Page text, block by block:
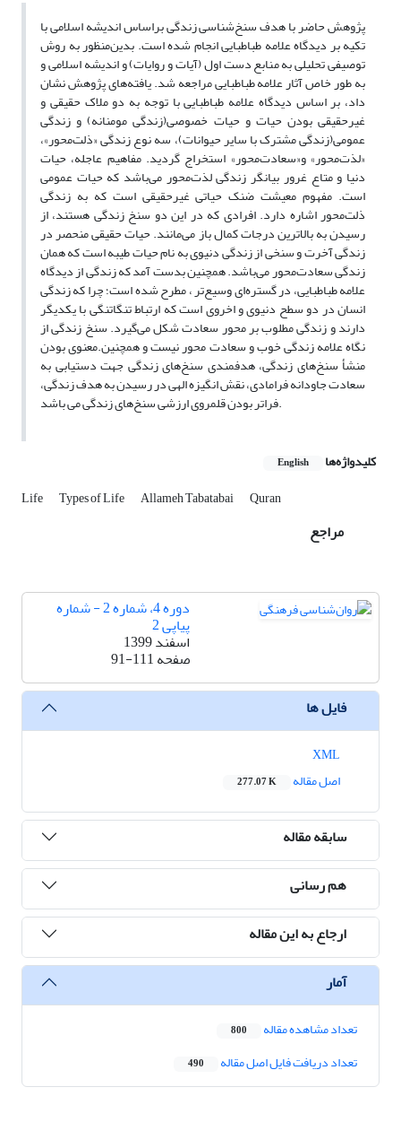
پژوهش حاضر با هدف سنخ‌شناسی زندگی براساس اندیشه اسلامی با
تکیه بر دیدگاه علامه طباطبایی انجام شده است. بدین‌منظور به روش
توصیفی تحلیلی به منابع دست اول (آیات و روایات) و اندیشه اسلامی و
به طور خاص آثار علامه طباطبایی مراجعه شد. یافته‌های پژوهش نشان
داد، بر اساس دیدگاه علامه طباطبایی با توجه به دو ملاک حقیقی و
غیرحقیقی بودن حیات و حیات خصوصی(زندگی مومنانه) و زندگی
عمومی(زندگی مشترک با سایر حیوانات)، سه نوع زندگی «ذلت‌محور»،
«لذت‌محور» و«سعادت‌محور» استخراج گردید. مفاهیم عاجله، حیات
دنیا و متاع غرور بیانگر زندگی لذت‌محور‌ می‌باشد که حیات عمومی
است. مفهوم معیشت ضنک حیاتی غیرحقیقی است که به زندگی
ذلت‌محور اشاره دارد. افرادی که در این دو سنخ زندگی هستند، از
رسیدن به بالاترین درجات کمال باز می‌مانند. حیات حقیقی منحصر در
زندگی آخرت و سنخی از زندگی دنیوی به نام حیات طیبه است که همان
زندگی سعادت‌محور می‌باشد. همچنین بدست آمد که زندگی از دیدگاه
علامه طباطبایی، در گستره‌ای وسیع‌تر ، مطرح شده است؛ چرا که زندگی
انسان در دو سطح دنیوی و اخروی است که ارتباط تنگاتنگی با یکدیگر
دارند و زندگی مطلوب بر محور سعادت شکل می‌گیرد. سنخ زندگی از
نگاه علامه زندگی خوب و سعادت محور نیست و همچنین.معنوی بودن
منشأ سنخ‌های زندگی، هدفمندی سنخ‌های زندگی جهت دستیابی به
سعادت جاودانه فرامادی، نقش انگیزه الهی در رسیدن به هدف زندگی،
فراتر بودن قلمروی ارزشی سنخ‌های زندگی می باشد.
کلیدواژه‌ها English
Life Types of Life Allameh Tabatabai Quran
مراجع
دوره 4، شماره 2 - شماره
پیاپی 2
اسفند 1399
صفحه91-111
فایل ها
اصل مقاله
277.07 K
سابقه مقاله
هم رسانی
ارجاع به این مقاله
آمار
تعداد مشاهده مقاله 800
تعداد دریافت فایل اصل مقاله 490